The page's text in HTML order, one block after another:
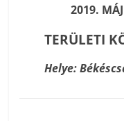
2019.
TERÜLETI
Helye: